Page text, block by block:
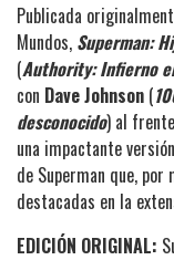
Publicada
Mundos, Superman:
(Authority: Infierno
con Dave Johnson (
desconocido) al
una impactante
de Superman que,
destacadas en la
EDICIÓN ORIGINAL: